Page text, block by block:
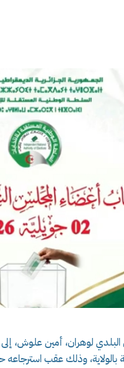
لوهران، أمين علوش، إلى
بالولاية، وذلك عقب